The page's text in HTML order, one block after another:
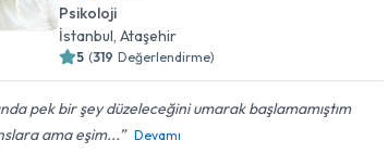
Psikoloji
İstanbul , Ataşehir
5 (319 Değerlendirme)
pek bir şey düzeleceğini umarak başlamamıştım
ama eşim...
Devamı